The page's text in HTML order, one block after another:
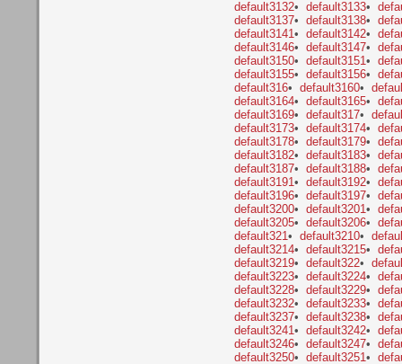
default3132• default3133•
default3137• default3138•
default3141• default3142•
default3146• default3147•
default3150• default3151•
default3155• default3156•
default316• default3160•
default3164• default3165•
default3169• default317•
default3173• default3174•
default3178• default3179•
default3182• default3183•
default3187• default3188•
default3191• default3192•
default3196• default3197•
default3200• default3201•
default3205• default3206•
default321• default3210•
default3214• default3215•
default3219• default322•
default3223• default3224•
default3228• default3229•
default3232• default3233•
default3237• default3238•
default3241• default3242•
default3246• default3247•
default3250• default3251•